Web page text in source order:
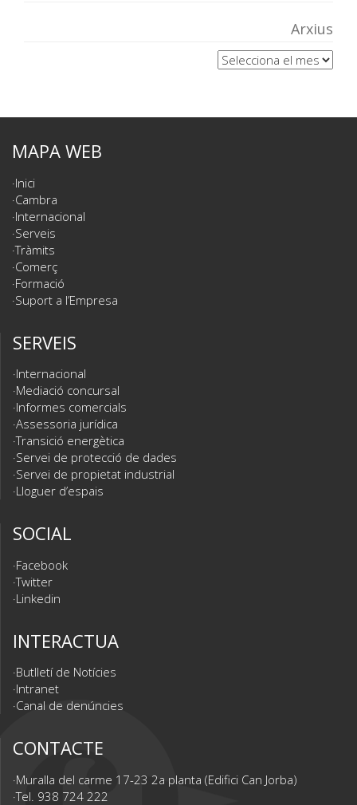
Arxius
Arxius
MAPA WEB
Inici
Cambra
Internacional
Serveis
Tràmits
Comerç
Formació
Suport a l’Empresa
SERVEIS
Internacional
Mediació concursal
Informes comercials
Assessoria jurídica
Transició energètica
Servei de protecció de dades
Servei de propietat industrial
Lloguer d’espais
SOCIAL
Facebook
Twitter
Linkedin
INTERACTUA
Butlletí de Notícies
Intranet
Canal de denúncies
CONTACTE
Muralla del carme 17-23 2a planta (Edifici Can Jorba)
Tel. 938 724 222